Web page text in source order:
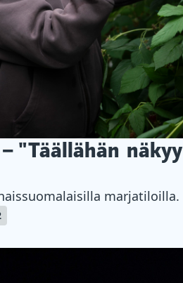
"Täällähän näkyy
marjatiloilla.